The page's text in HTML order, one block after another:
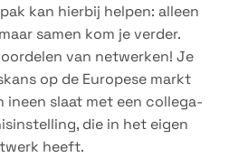
kan hierbij helpen: alleen
samen kom je verder.
van netwerken! Je
op de Europese markt
ineen slaat met een collega-
die in het eigen
heeft.